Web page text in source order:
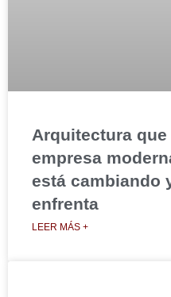
Arquitectura
empresa
está cambiando
enfrenta
LEER MÁS +